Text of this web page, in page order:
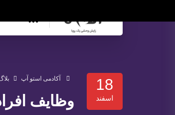
18
اسفند
آکادمی استو آپ
وظایف